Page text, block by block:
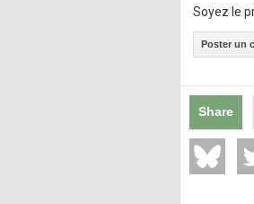
Soyez le
Poster un
Share